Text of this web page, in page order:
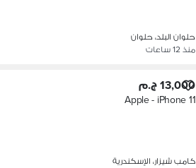
حلوان البلد، حلوان
منذ 12 ساعات
13,000 ج.م
Apple - iPhone 11
كامب شيزار، الإسكندرية